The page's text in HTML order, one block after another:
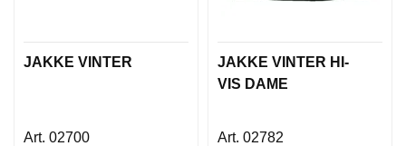
JAKKE VINTER
02700
JAKKE VINTER HI-
VIS DAME
02782